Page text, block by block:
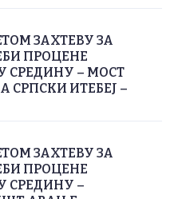
ЗАХТЕВУ ЗА
ПРОЦЕНЕ
СРЕДИНУ – МОСТ
СРПСКИ ИТЕБЕЈ –
ЗАХТЕВУ ЗА
ПРОЦЕНЕ
СРЕДИНУ –